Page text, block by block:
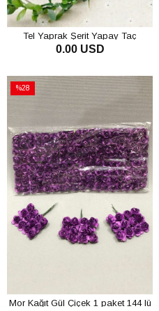
Tel Yaprak Şerit Yapay Taç
Sarmaşık Süs 15 m
0.00 USD
%28
Mor Kağıt Gül Çiçek 1 paket 144 lü